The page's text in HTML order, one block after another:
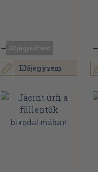
Előjegyzem